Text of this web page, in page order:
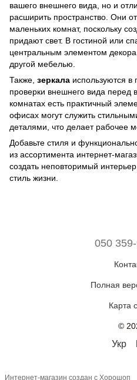
вашего внешнего вида, но и
расширить пространство. Они
маленьких комнат, поскольку
придают свет. В гостиной или
центральным элементом
другой мебелью.
Также, зеркала используются в
проверки внешнего вида
комнатах есть практичный
офисах могут служить
деталями, что делает рабочее
Добавьте стиля и
из ассортимента интернет-
создать неповторимый
стиль жизни.
050
Полная
Карта
©
Укр
Интернет-магазин создан с Хорошоп